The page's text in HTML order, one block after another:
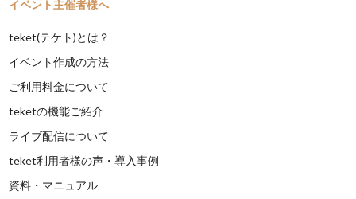
イベント主催者様へ
teket(テケト)とは？
イベント作成の方法
ご利用料金について
teketの機能ご紹介
ライブ配信について
teket利用者様の声・導入事例
資料・マニュアル